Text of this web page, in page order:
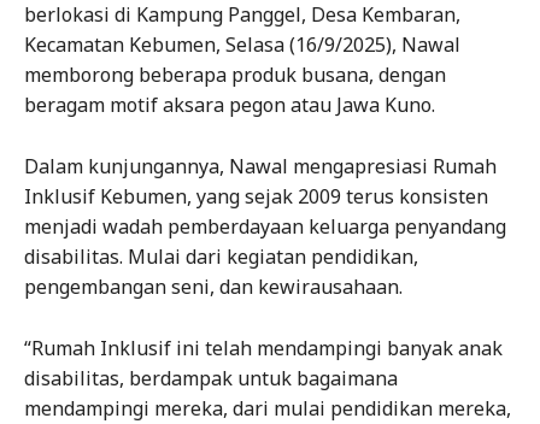
berlokasi di Kampung Panggel, Desa Kembaran,
Kecamatan Kebumen, Selasa (16/9/2025), Nawal
memborong beberapa produk busana, dengan
beragam motif aksara pegon atau Jawa Kuno.
Dalam kunjungannya, Nawal mengapresiasi Rumah
Inklusif Kebumen, yang sejak 2009 terus konsisten
menjadi wadah pemberdayaan keluarga penyandang
disabilitas. Mulai dari kegiatan pendidikan,
pengembangan seni, dan kewirausahaan.
“Rumah Inklusif ini telah mendampingi banyak anak
disabilitas, berdampak untuk bagaimana
mendampingi mereka, dari mulai pendidikan mereka,